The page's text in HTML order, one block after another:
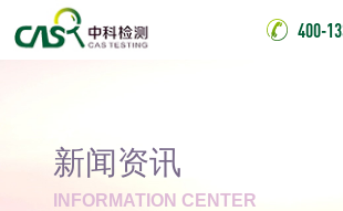
400-
新闻资讯
INFORMATION CENTER
微生物检测
化妆品毒理试验